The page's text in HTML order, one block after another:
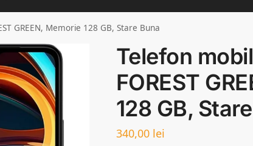
GREEN, Memorie 128 GB, Stare Buna
Telefon
FOREST
128 GB,
340,00 lei